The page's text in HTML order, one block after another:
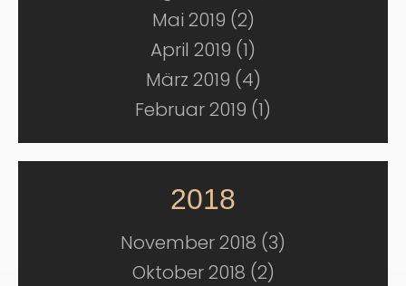
Mai 2019 (2)
April 2019 (1)
März 2019 (4)
Februar 2019 (1)
2018
November 2018 (3)
Oktober 2018 (2)